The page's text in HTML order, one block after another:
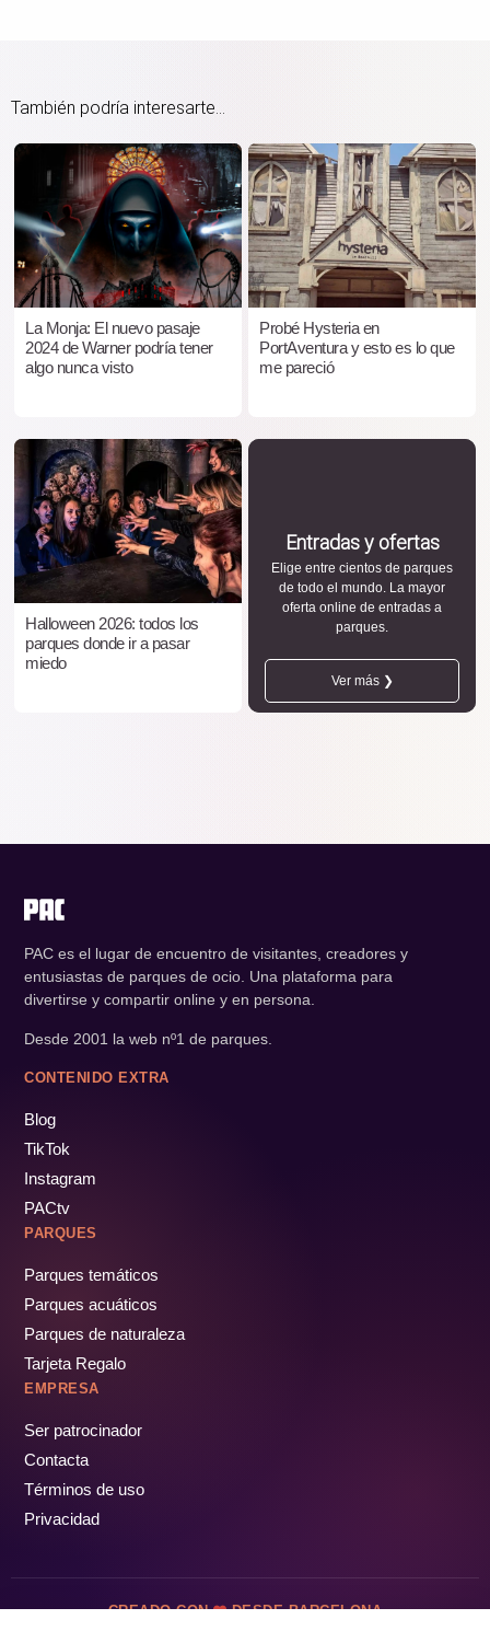
También podría interesarte...
La Monja: El nuevo pasaje
2024 de Warner podría tener
algo nunca visto
Probé Hysteria en
PortAventura y esto es lo que
me pareció
Halloween 2026: todos los
parques donde ir a pasar
miedo
Entradas y ofertas
Elige entre cientos de parques
de todo el mundo. La mayor
oferta online de entradas a
parques.
Ver más ❯
PAC es el lugar de encuentro de visitantes, creadores y
entusiastas de parques de ocio. Una plataforma para
divertirse y compartir online y en persona.
Desde 2001 la web nº1 de parques.
CONTENIDO EXTRA
Blog
TikTok
Instagram
PACtv
PARQUES
Parques temáticos
Parques acuáticos
Parques de naturaleza
Tarjeta Regalo
EMPRESA
Ser patrocinador
Contacta
Términos de uso
Privacidad
CREADO CON DESDE BARCELONA